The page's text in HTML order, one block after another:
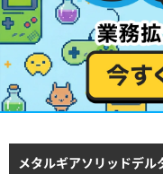
メタルギアソリッドデル